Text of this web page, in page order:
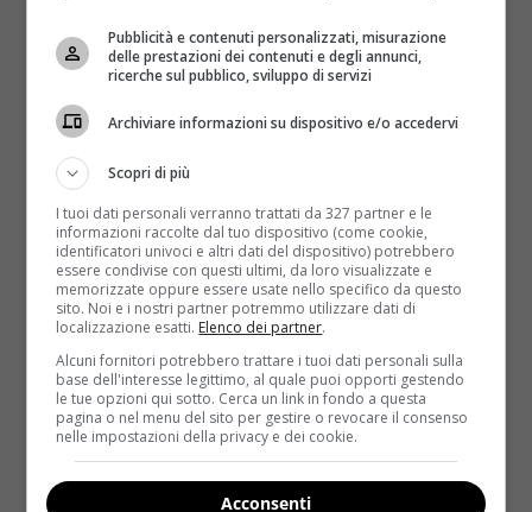
Read More
Fitness
Sudare fa dimagrire? E altri miti del fitness
sfatati
Redazione Velvet 6 Luglio 2026
Scopri perché sudare fa dimagrire è un mito: il
Pubblicità e contenuti personalizzati, misurazione
delle prestazioni dei contenuti e degli annunci,
ricerche sul pubblico, sviluppo di servizi
Archiviare informazioni su dispositivo e/o accedervi
Scopri di più
I tuoi dati personali verranno trattati da 327 partner e le
informazioni raccolte dal tuo dispositivo (come cookie,
identificatori univoci e altri dati del dispositivo) potrebbero
essere condivise con questi ultimi, da loro visualizzate e
memorizzate oppure essere usate nello specifico da questo
sito. Noi e i nostri partner potremmo utilizzare dati di
localizzazione esatti. Elenco dei partner.
Alcuni fornitori potrebbero trattare i tuoi dati personali sulla
base dell'interesse legittimo, al quale puoi opporti gestendo
le tue opzioni qui sotto. Cerca un link in fondo a questa
pagina o nel menu del sito per gestire o revocare il consenso
nelle impostazioni della privacy e dei cookie.
Acconsenti